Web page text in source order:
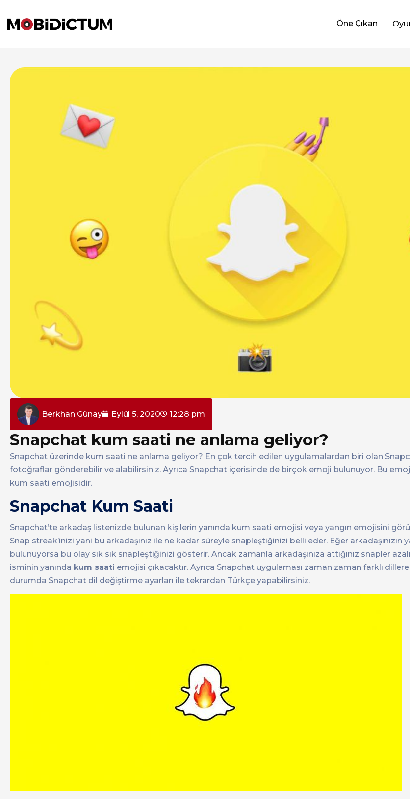
Öne Çıkan
Berkhan Günay Eylül 5, 2020 12:28 pm
Snapchat kum saati ne anlama geliyor?
Snapchat üzerinde kum saati ne anlama geliyor? En çok tercih edilen uygulamalardan biri olan
fotoğraflar gönderebilir ve alabilirsiniz. Ayrıca Snapchat içerisinde de birçok emoji bulunuyor. Bu
kum saati emojisidir.
Snapchat Kum Saati
Snapchat’te arkadaş listenizde bulunan kişilerin yanında kum saati emojisi veya yangın emojisini
Snap streak’inizi yani bu arkadaşınız ile ne kadar süreyle snapleştiğinizi belli eder. Eğer arkadaşınızın
bulunuyorsa bu olay sık sık snapleştiğinizi gösterir. Ancak zamanla arkadaşınıza attığınız snapler
isminin yanında kum saati emojisi çıkacaktır. Ayrıca Snapchat uygulaması zaman zaman farklı
durumda Snapchat dil değiştirme ayarları ile tekrardan Türkçe yapabilirsiniz.